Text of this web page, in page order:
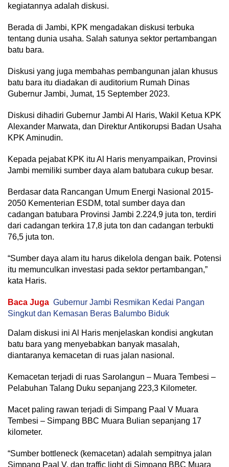
kegiatannya adalah diskusi.
Berada di Jambi, KPK mengadakan diskusi terbuka
tentang dunia usaha. Salah satunya sektor pertambangan
batu bara.
Diskusi yang juga membahas pembangunan jalan khusus
batu bara itu diadakan di auditorium Rumah Dinas
Gubernur Jambi, Jumat, 15 September 2023.
Diskusi dihadiri Gubernur Jambi Al Haris, Wakil Ketua KPK
Alexander Marwata, dan Direktur Antikorupsi Badan Usaha
KPK Aminudin.
Kepada pejabat KPK itu Al Haris menyampaikan, Provinsi
Jambi memiliki sumber daya alam batubara cukup besar.
Berdasar data Rancangan Umum Energi Nasional 2015-
2050 Kementerian ESDM, total sumber daya dan
cadangan batubara Provinsi Jambi 2.224,9 juta ton, terdiri
dari cadangan terkira 17,8 juta ton dan cadangan terbukti
76,5 juta ton.
“Sumber daya alam itu harus dikelola dengan baik. Potensi
itu memunculkan investasi pada sektor pertambangan,”
kata Haris.
Baca Juga Gubernur Jambi Resmikan Kedai Pangan
Singkut dan Kemasan Beras Balumbo Biduk
Dalam diskusi ini Al Haris menjelaskan kondisi angkutan
batu bara yang menyebabkan banyak masalah,
diantaranya kemacetan di ruas jalan nasional.
Kemacetan terjadi di ruas Sarolangun – Muara Tembesi –
Pelabuhan Talang Duku sepanjang 223,3 Kilometer.
Macet paling rawan terjadi di Simpang Paal V Muara
Tembesi – Simpang BBC Muara Bulian sepanjang 17
kilometer.
“Sumber bottleneck (kemacetan) adalah sempitnya jalan
Simpang Paal V, dan traffic light di Simpang BBC Muara